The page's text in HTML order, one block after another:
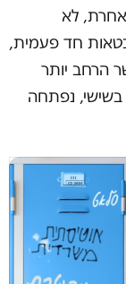
אחרת, לא
חד פעמית,
הרחב יותר
נפתחה